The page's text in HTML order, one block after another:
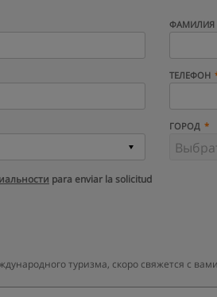
ФАМИЛИЯ
ТЕЛЕФОН
ГОРОД
para enviar la solicitud
туризма, скоро свяжется с